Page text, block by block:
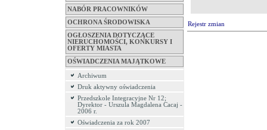
NABÓR PRACOWNIKÓW
OCHRONA ŚRODOWISKA
OGŁOSZENIA DOTYCZĄCE
NIERUCHOMOŚCI, KONKURSY I
OFERTY MIASTA
OŚWIADCZENIA MAJĄTKOWE
Archiwum
Druk aktywny oświadczenia
Przedszkole Integracyjne Nr 12;
Dyrektor - Urszula Magdalena Cacaj -
2006 r.
Oświadczenia za rok 2007
Rejestr zmian